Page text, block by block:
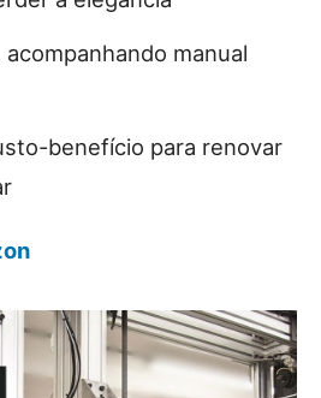
manual
benefício para renovar